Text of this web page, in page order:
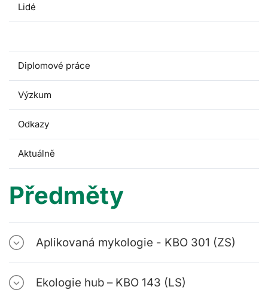
Lidé
Diplomové práce
Výzkum
Odkazy
Aktuálně
Předměty
Aplikovaná mykologie - KBO 301 (ZS)
Ekologie hub – KBO 143 (LS)